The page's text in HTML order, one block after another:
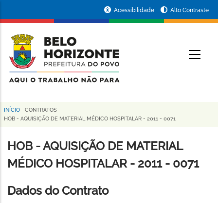
conteúdo
principal
da
Prefeitura
de
Horizonte
Acessibilidade Alto Contraste
Trilha
navegação
INÍCIO - CONTRATOS -
HOB - AQUISIÇÃO DE MATERIAL MÉDICO HOSPITALAR - 2011 - 0071
HOB - AQUISIÇÃO DE MATERIAL
MÉDICO HOSPITALAR - 2011 - 0071
Dados do Contrato